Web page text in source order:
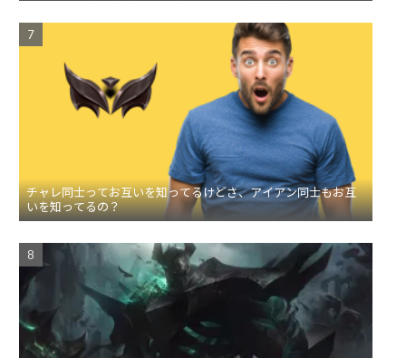
チャレ同士ってお互いを知ってるけどさ、アイアン同士もお互
いを知ってるの？